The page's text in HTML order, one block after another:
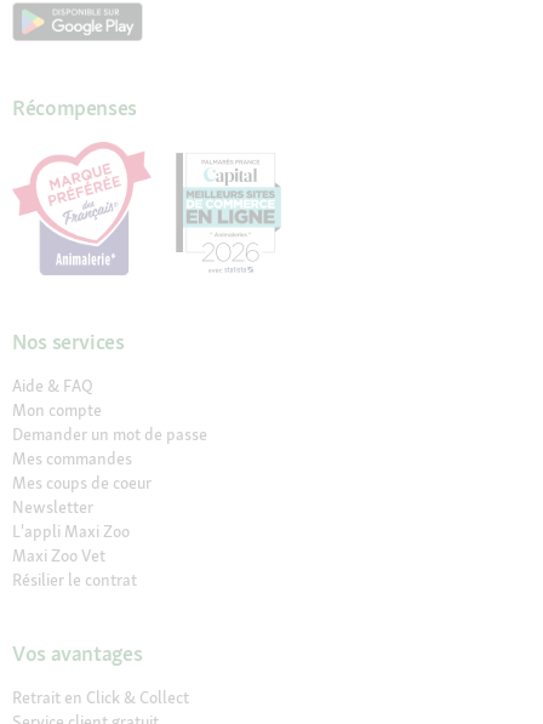
Récompenses
Nos services
Aide & FAQ
Mon compte
Demander un mot de passe
Mes commandes
Mes coups de coeur
Newsletter
L'appli Maxi Zoo
Maxi Zoo Vet
Résilier le contrat
Vos avantages
Retrait en Click & Collect